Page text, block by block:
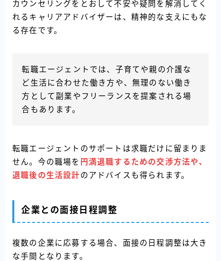
カウンセリングをとおして不安や疑問を解消してく
れるキャリアアドバイザーは、精神的な支えにもな
る存在です。
転職エージェントでは、子育てや親の介護な
ど生活に合わせた働き方や、無理のない働き
方として副業やフリーランスを提案される場
合もあります。
転職エージェントのサポートは求職だけに留まりま
せん。今の職場を 円満退職するための交渉方法や、
退職後の生活設計のアドバイスも得られます。
企業との面接日程調整
複数の企業に応募する場合、面接の日程調整は大き
な手間となります。